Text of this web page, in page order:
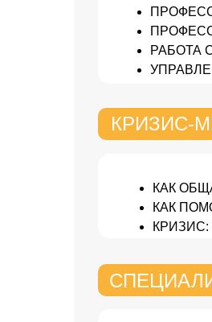
КРИЗИС-
КАК
КАК
РАБОТА